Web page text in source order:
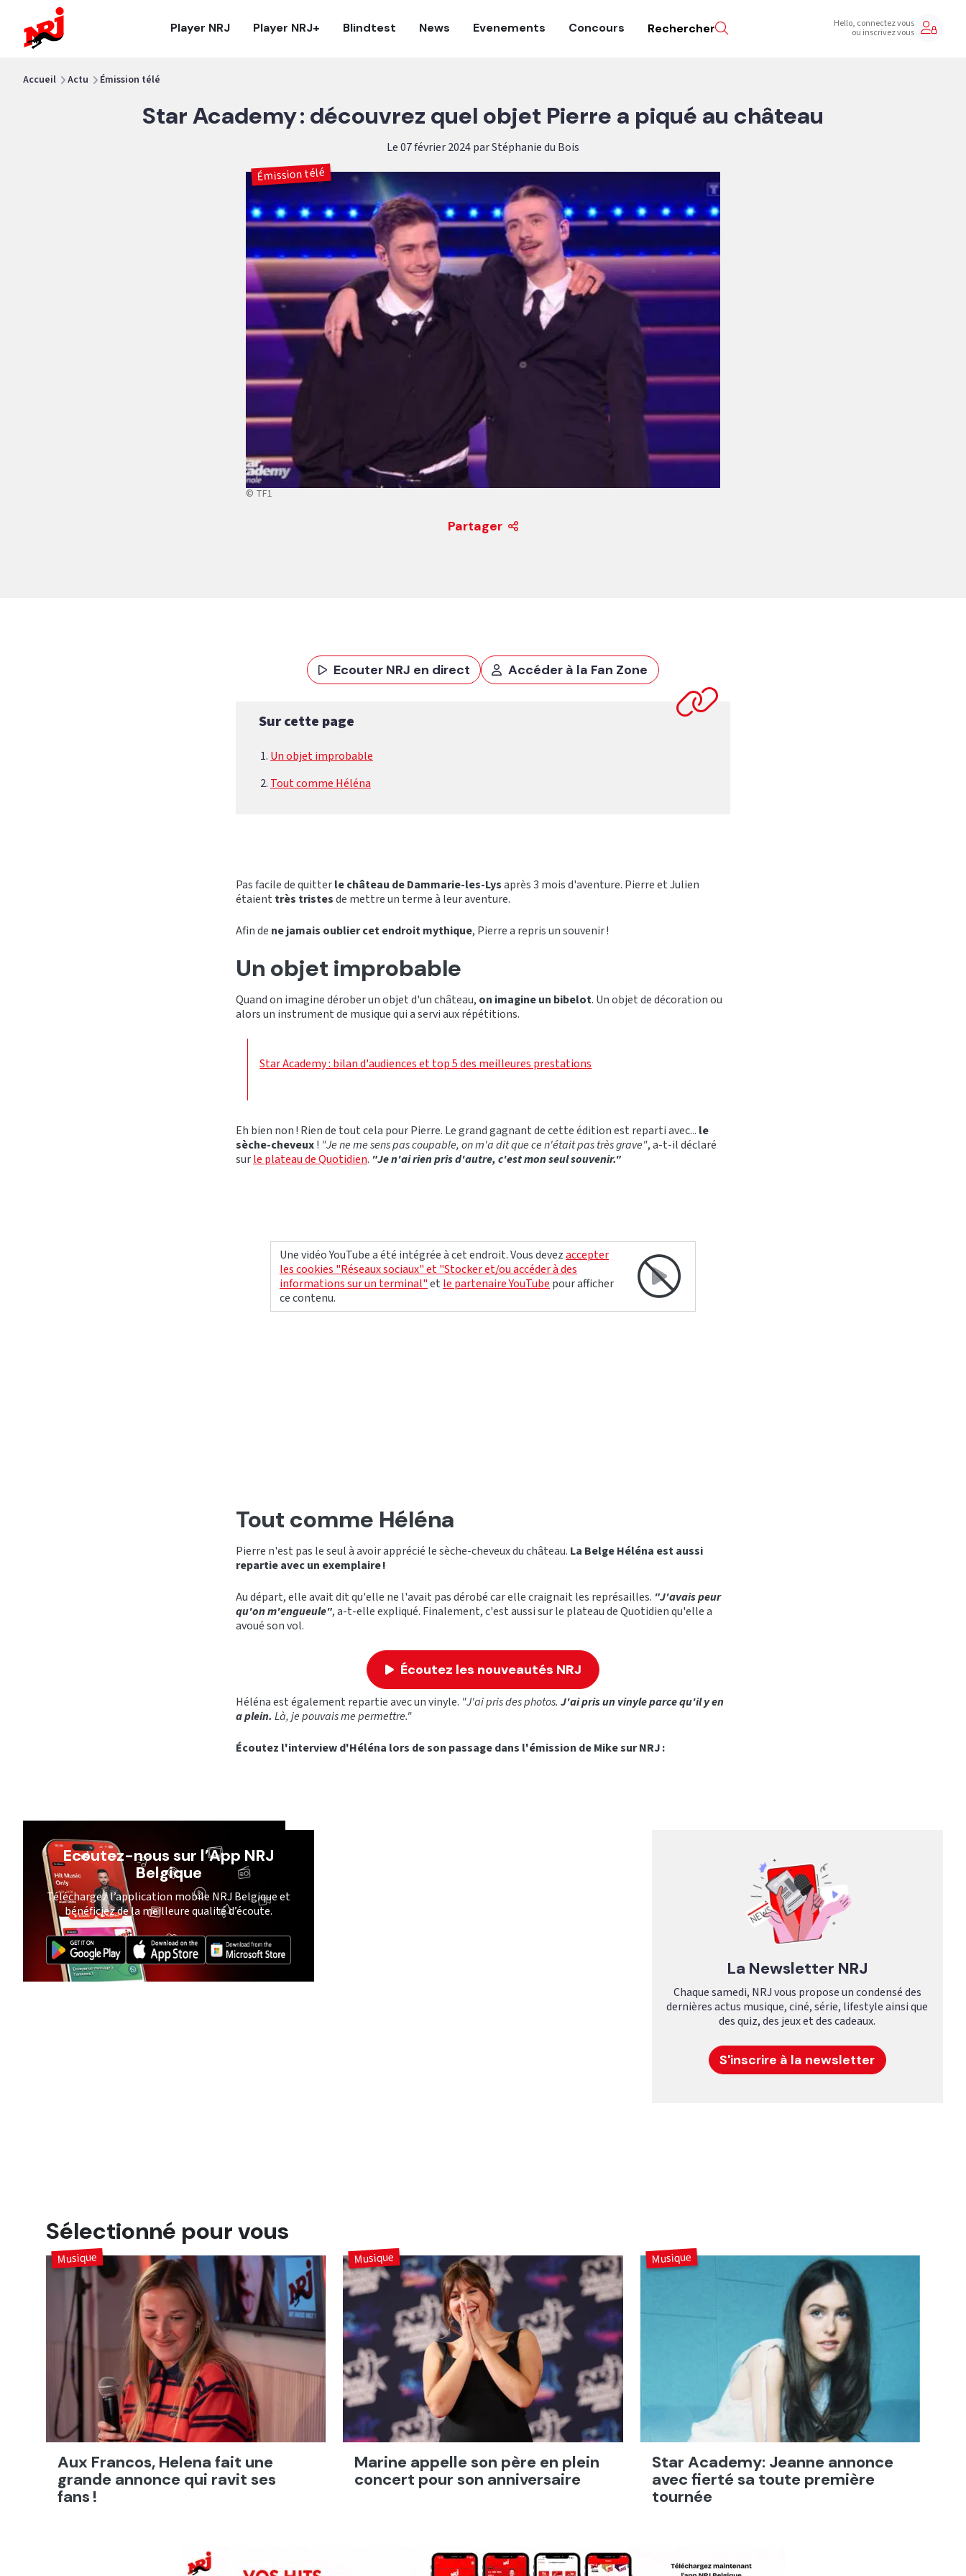
Player NRJ Player NRJ+ Blindtest News Evenements Concours Rechercher Hello, connectez vous
ou inscrivez vous
Accueil Actu Émission télé
Star Academy : découvrez quel objet Pierre a piqué au château
Le 07 février 2024 par Stéphanie du Bois
Émission télé
© TF1
Partager
Ecouter NRJ en direct Accéder à la Fan Zone
Sur cette page
Un objet improbable
Tout comme Héléna
Pas facile de quitterle château de Dammarie-les-Lysaprès 3 mois d'aventure. Pierre et Julien
étaient très tristesde mettre un terme à leur aventure.
Afin de ne jamais oublier cet endroit mythique, Pierre a repris un souvenir !
Un objet improbable
Quand on imagine dérober un objet d'un château, on imagine un bibelot. Un objet de décoration ou
alors un instrument de musique qui a servi aux répétitions.
Star Academy : bilan d'audiences et top 5 des meilleures prestations
Eh bien non ! Rien de tout cela pour Pierre. Le grand gagnant de cette édition est reparti avec... le
sèche-cheveux! "Je ne me sens pas coupable, on m'a dit que ce n'était pas très grave", a-t-il déclaré
surle plateau de Quotidien. "Je n'ai rien pris d'autre, c'est mon seul souvenir."
Une vidéo YouTube a été intégrée à cet endroit. Vous devezaccepter
les cookies "Réseaux sociaux" et "Stocker et/ou accéder à des
informations sur un terminal"et le partenaire YouTube pour afficher
ce contenu.
Tout comme Héléna
Pierre n'est pas le seul à avoir apprécié le sèche-cheveux du château. La Belge Héléna est aussi
repartie avec un exemplaire !
Au départ, elle avait dit qu'elle ne l'avait pas dérobé car elle craignait les représailles. "J'avais peur
qu'on m'engueule", a-t-elle expliqué. Finalement, c'est aussi sur le plateau de Quotidien qu'elle a
avoué son vol.
Écoutez les nouveautés NRJ
Héléna est également repartie avec un vinyle. "J'ai pris des photos. J'ai pris un vinyle parce qu'il y en
a plein. Là, je pouvais me permettre."
Écoutez l'interview d'Héléna lors de son passage dans l'émission de Mike sur NRJ :
Ecoutez-nous sur l’App NRJ
Belgique
Téléchargez l’application mobile NRJ Belgique et
bénéficiez de la meilleure qualité d’écoute.
La Newsletter NRJ
Chaque samedi, NRJ vous propose un condensé des
dernières actus musique, ciné, série, lifestyle ainsi que
des quiz, des jeux et des cadeaux.
S'inscrire à la newsletter
Sélectionné pour vous
Aux Francos, Helena fait une
grande annonce qui ravit ses
fans !
Musique
Marine appelle son père en plein
concert pour son anniversaire
Musique
Star Academy: Jeanne annonce
avec fierté sa toute première
tournée
Musique